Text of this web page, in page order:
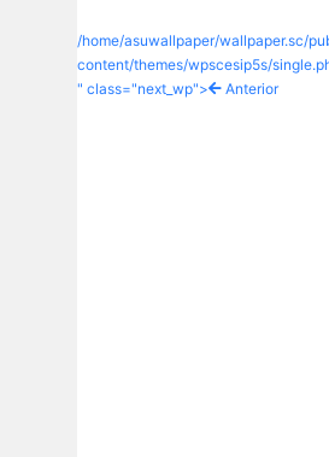
/home/asuwallpaper/wallpaper.sc/
content/themes/wpscesip5s/
" class="next_wp">
Anterior